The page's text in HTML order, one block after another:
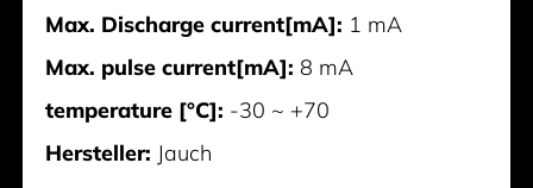
Max. Discharge current[mA]: 1 mA
Max. pulse current[mA]: 8 mA
temperature [°C]: -30 ~ +70
Hersteller: Jauch